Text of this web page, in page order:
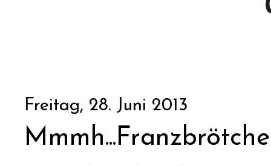
Freitag, 28. Juni 2013